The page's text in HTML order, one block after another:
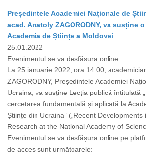
Președintele Academiei Naționale de
acad. Anatoly ZAGORODNY, va susține
Academia de Științe a Moldovei
25.01.2022
Evenimentul se va desfășura online
La 25 ianuarie 2022, ora 14:00,
ZAGORODNY, Președintele Academiei
Ucraina, va susține Lecția publică întitulată
cercetarea fundamentală și aplicată la
Științe din Ucraina” („Recent Developments
Research at the National Academy of
Evenimentul se va desfășura online pe
de acces sunt următoarele: